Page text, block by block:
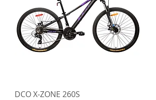
DCO X-ZONE 260S